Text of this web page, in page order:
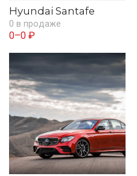
Hyundai Santafe
0 в продаже
0–0 ₽